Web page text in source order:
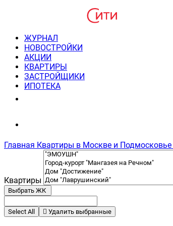
ЖУРНАЛ
НОВОСТРОЙКИ
АКЦИИ
КВАРТИРЫ
ЗАСТРОЙЩИКИ
ИПОТЕКА
Главная Квартиры в Москве и Подмосковье
Квартиры
Выбрать ЖК
Select All Удалить выбранные